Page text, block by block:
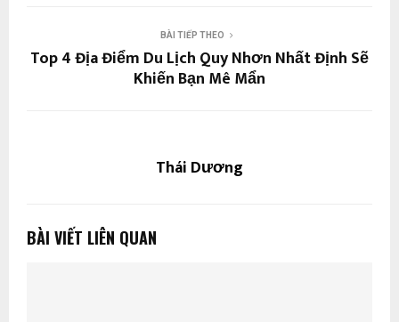
BÀI TIẾP THEO
Top 4 Địa Điểm Du Lịch Quy Nhơn Nhất Định Sẽ
Khiến Bạn Mê Mẩn
Thái Dương
BÀI VIẾT LIÊN QUAN